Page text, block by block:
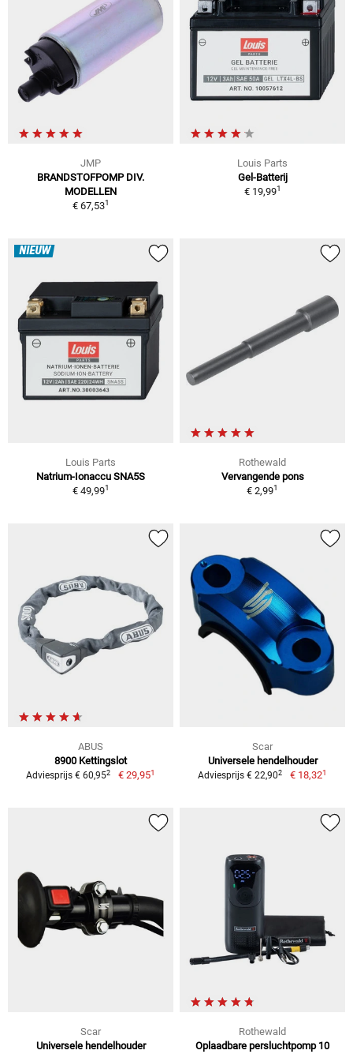
JMP
BRANDSTOFPOMP DIV.
MODELLEN
€ 67,531
Louis Parts
Gel-Batterij
€ 19,991
NIEUW
Louis Parts
Natrium-Ionaccu SNA5S
€ 49,991
Rothewald
Vervangende pons
€ 2,991
ABUS
8900 Kettingslot
Adviesprijs € 60,952 € 29,951
Scar
Universele hendelhouder
Adviesprijs € 22,902 € 18,321
Scar
Universele hendelhouder
Rothewald
Oplaadbare persluchtpomp 10